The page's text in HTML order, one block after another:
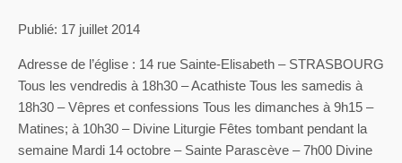
Publié: 17 juillet 2014
Adresse de l’église : 14 rue Sainte-Elisabeth – STRASBOURG
Tous les vendredis à 18h30 – Acathiste Tous les samedis à
18h30 – Vêpres et confessions Tous les dimanches à 9h15 –
Matines; à 10h30 – Divine Liturgie Fêtes tombant pendant la
semaine Mardi 14 octobre – Sainte Parascève – 7h00 Divine